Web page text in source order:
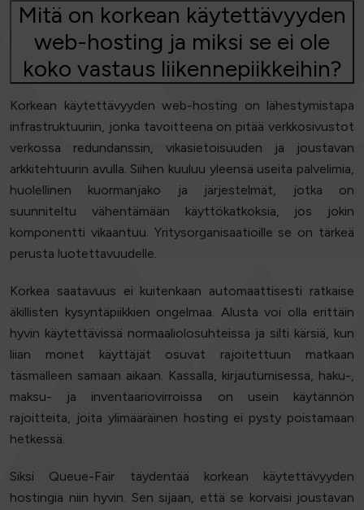
Mitä on korkean käytettävyyden
web-hosting ja miksi se ei ole
koko vastaus liikennepiikkeihin?
Korkean käytettävyyden web-hosting on lähestymistapa
infrastruktuuriin, jonka tavoitteena on pitää verkkosivustot
verkossa redundanssin, vikasietoisuuden ja joustavan
arkkitehtuurin avulla. Siihen kuuluu yleensä useita palvelimia,
huolellinen kuormanjako ja järjestelmät, jotka on
suunniteltu vähentämään käyttökatkoksia, jos jokin
komponentti vikaantuu. Yritysorganisaatioille se on tärkeä
perusta luotettavuudelle.
Korkea saatavuus ei kuitenkaan automaattisesti ratkaise
äkillisten kysyntäpiikkien ongelmaa. Alusta voi olla erittäin
hyvin käytettävissä normaaliolosuhteissa ja silti kärsiä, kun
liian monet käyttäjät osuvat rajoitettuun matkaan
täsmälleen samaan aikaan. Kassalla, kirjautumisessa, haku-,
maksu- ja inventaariovirroissa on usein käytännön
rajoitteita, joita ylimääräinen hosting ei pysty poistamaan
hetkessä.
Siksi Queue-Fair täydentää korkean käytettävyyden
hostingia niin hyvin. Sen sijaan, että se korvaisi joustavan